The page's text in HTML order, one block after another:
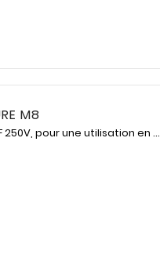
M8
pour une utilisation en ...